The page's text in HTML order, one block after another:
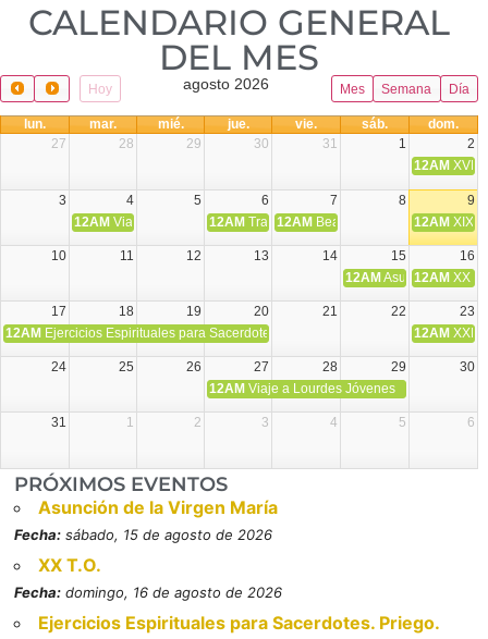
CALENDARIO GENERAL
DEL MES​
Hoy Mes Semana Día
agosto 2026
lun. mar. mié. jue. vie. sáb.
dom.
27
28 29 30 31 1
2
12AM XVIII
3 4 5 6 7 8
9
12AM Viaje Diocesano a Japón.
12AM Transfiguración del Señor
12AM Beatos Cruz Laplana,
12AM XIX
10 11 12 13 14 15
16
12AM Asunción de la
12AM XX
17 18 19 20 21 22
23
12AM Ejercicios Espirituales para Sacerdotes. Priego. 12AM XXI
24 25 26 27 28 29
30
12AM Viaje a Lourdes Jóvenes
31 1 2 3 4 5 6
PRÓXIMOS EVENTOS
Asunción de la Virgen María
Fecha: sábado, 15 de agosto de 2026
XX T.O.
Fecha: domingo, 16 de agosto de 2026
Ejercicios Espirituales para Sacerdotes. Priego.